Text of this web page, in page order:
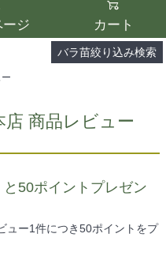
ージ カート
バラ苗絞り込み検索
ブランドなどは1つずつ選
商品レビュー
50ポイントプレゼン
ュー1件につき50ポイントをプ